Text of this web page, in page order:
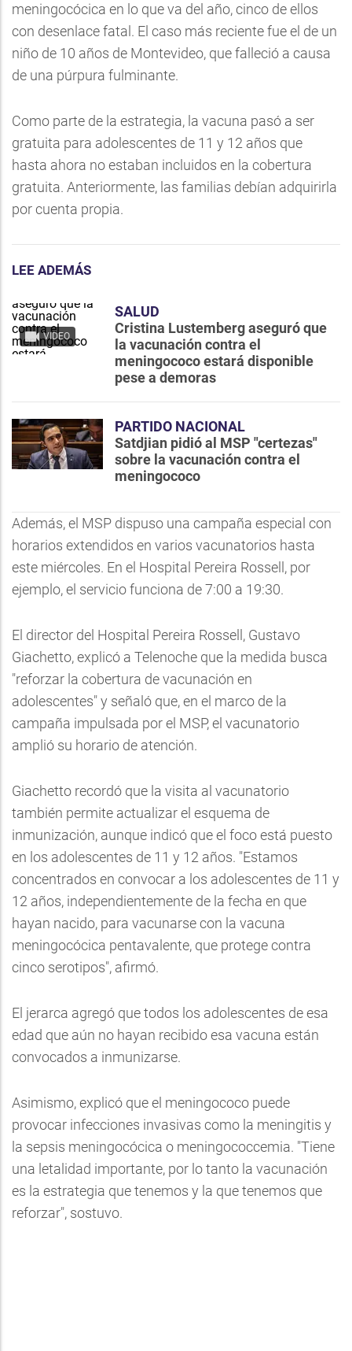
meningocócica en lo que va del año, cinco de ellos
con desenlace fatal. El caso más reciente fue el de un
niño de 10 años de Montevideo, que falleció a causa
de una púrpura fulminante.
Como parte de la estrategia, la vacuna pasó a ser
gratuita para adolescentes de 11 y 12 años que
hasta ahora no estaban incluidos en la cobertura
gratuita. Anteriormente, las familias debían adquirirla
por cuenta propia.
LEE ADEMÁS
VIDEO
SALUD
Cristina Lustemberg aseguró que
la vacunación contra el
meningococo estará disponible
pese a demoras
PARTIDO NACIONAL
Satdjian pidió al MSP "certezas"
sobre la vacunación contra el
meningococo
Además, el MSP dispuso una campaña especial con
horarios extendidos en varios vacunatorios hasta
este miércoles. En el Hospital Pereira Rossell, por
ejemplo, el servicio funciona de 7:00 a 19:30.
El director del Hospital Pereira Rossell, Gustavo
Giachetto, explicó a Telenoche que la medida busca
"reforzar la cobertura de vacunación en
adolescentes" y señaló que, en el marco de la
campaña impulsada por el MSP, el vacunatorio
amplió su horario de atención.
Giachetto recordó que la visita al vacunatorio
también permite actualizar el esquema de
inmunización, aunque indicó que el foco está puesto
en los adolescentes de 11 y 12 años. "Estamos
concentrados en convocar a los adolescentes de 11 y
12 años, independientemente de la fecha en que
hayan nacido, para vacunarse con la vacuna
meningocócica pentavalente, que protege contra
cinco serotipos", afirmó.
El jerarca agregó que todos los adolescentes de esa
edad que aún no hayan recibido esa vacuna están
convocados a inmunizarse.
Asimismo, explicó que el meningococo puede
provocar infecciones invasivas como la meningitis y
la sepsis meningocócica o meningococcemia. "Tiene
una letalidad importante, por lo tanto la vacunación
es la estrategia que tenemos y la que tenemos que
reforzar", sostuvo.